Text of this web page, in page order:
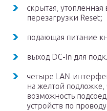
скрытая, утопленная
перезагрузки Reset;
подающая питание
выход DC-In для
четыре LAN-
на желтой подложке,
возможность
устройств по